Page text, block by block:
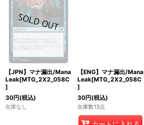
【JPN】マナ漏出/Mana
Leak[MTG_2X2_058C
]
30円(税込)
在庫なし
【ENG】マナ漏出/Mana
Leak[MTG_2X2_058C
]
30円(税込)
在庫数13点